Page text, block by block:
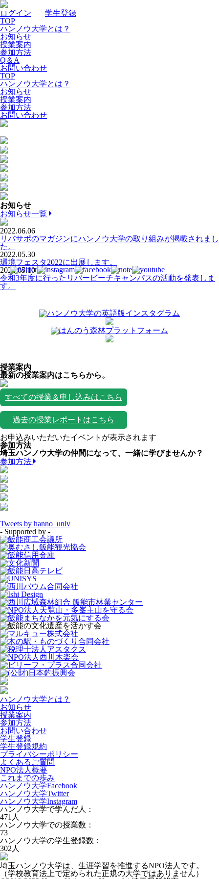
ログイン
学生登録
TOP
ハンノウ大学とは？
お知らせ
授業案内
参加方法
Q＆A
お問い合わせ
TOP
ハンノウ大学とは？
お知らせ
授業案内
参加方法
お問い合わせ
お知らせ
お知らせ一覧
2022.06.06
リバサポのマガジンにハンノウ大学の取り組みが掲載されまし
た。
2022.05.30
環境フェスタ2022に出展します。
2022.05.10
令和3年度に行ったリバービーチキャンパスの活動を発表しま
す。
授業案内
最新の授業案内はこちらから。
すべての授業＆申し込みはこちら
過去の授業レポートはこちら
お申込みいただいたイベントが表示されます
参加方法
埼玉ハンノウ大学の仲間になって、一緒に学びませんか？
参加方法
Tweets by hanno_univ
- Supported by -
ハンノウ大学とは？
お知らせ
授業案内
参加方法
お問い合わせ
学生登録
学生登録規約
プライバシーポリシー
よくあるご質問
NPO法人概要
これまでの歩み
ハンノウ大学Facebook
ハンノウ大学Twitter
ハンノウ大学Instagram
ハンノウ大学で学んだ人：
471 人
ハンノウ大学での授業数：
73
ハンノウ大学の学生登録数：
302 人
埼玉ハンノウ大学は、生涯学習を推進するNPO法人です。
（学校教育法上で定められた正規の大学ではありません）